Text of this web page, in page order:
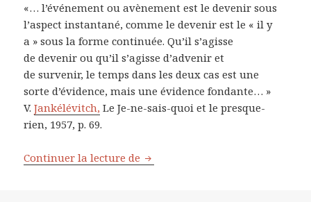
«… l’événement ou avènement est le devenir sous
l’aspect instantané, comme le devenir est le « il y
a » sous la forme continuée. Qu’il s’agisse
de devenir ou qu’il s’agisse d’advenir et
de survenir, le temps dans les deux cas est une
sorte d’évidence, mais une évidence fondante… »
V.Jankélévitch, Le Je-ne-sais-quoi et le presque-
rien, 1957, p. 69.
Continuer la lecture de ¿Que deviens-tu? pas si anodin!